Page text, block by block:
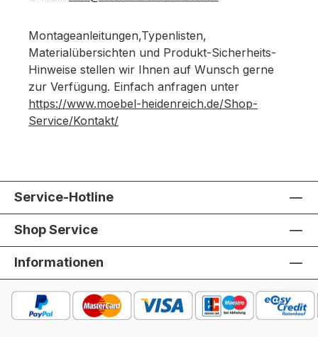
Montageanleitungen,Typenlisten,
Materialübersichten und Produkt-Sicherheits-
Hinweise stellen wir Ihnen auf Wunsch gerne
zur Verfügung. Einfach anfragen unter
https://www.moebel-heidenreich.de/Shop-
Service/Kontakt/
Service-Hotline
Shop Service
Informationen